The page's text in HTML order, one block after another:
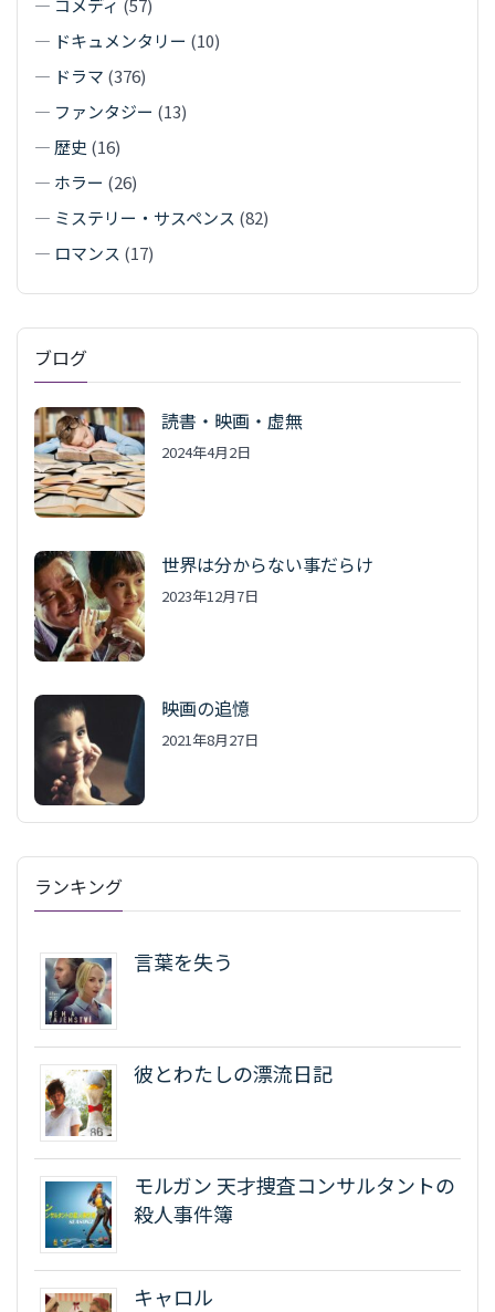
— ドキュメンタリー (10)
— ドラマ (376)
— ファンタジー (13)
— 歴史 (16)
— ホラー (26)
— ミステリー・サスペンス (82)
— ロマンス (17)
ブログ
読書・映画・虚無
2024年4月2日
世界は分からない事だらけ
2023年12月7日
映画の追憶
2021年8月27日
ランキング
言葉を失う
彼とわたしの漂流日記
モルガン 天才捜査コンサルタントの
殺人事件簿
キャロル